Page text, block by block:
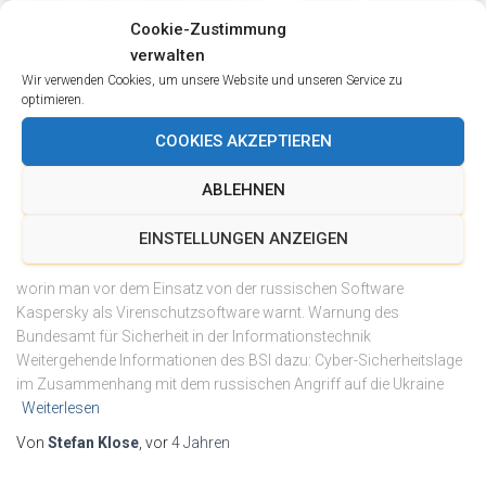
Cookie-Zustimmung
verwalten
Wir verwenden Cookies, um unsere Website und unseren Service zu
optimieren.
COOKIES AKZEPTIEREN
ABLEHNEN
EINSTELLUNGEN ANZEIGEN
2022
BSI Warnung vor Kaspersky
Heute Früh hat das Bundesamt für Sicherheit in der
Informationstechnik (BSI) eine Presseaussendung veröffentlicht,
worin man vor dem Einsatz von der russischen Software
Kaspersky als Virenschutzsoftware warnt. Warnung des
Bundesamt für Sicherheit in der Informationstechnik
Weitergehende Informationen des BSI dazu: Cyber-Sicherheitslage
im Zusammenhang mit dem russischen Angriff auf die Ukraine
Weiterlesen
Von Stefan Klose , vor4 Jahren